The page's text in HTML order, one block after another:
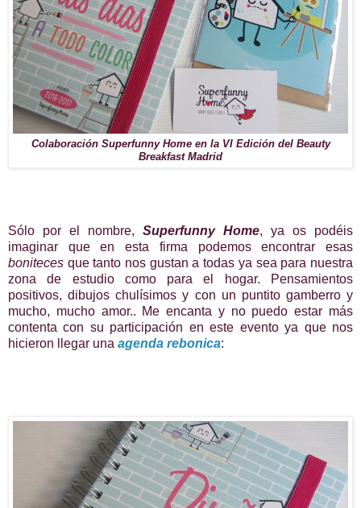
Colaboración Superfunny Home en la VI Edición del Beauty
Breakfast Madrid
Sólo por el nombre, Superfunny Home, ya os podéis
imaginar que en esta firma podemos encontrar esas
boniteces que tanto nos gustan a todas ya sea para nuestra
zona de estudio como para el hogar. Pensamientos
positivos, dibujos chulísimos y con un puntito gamberro y
mucho, mucho amor.. Me encanta y no puedo estar más
contenta con su participación en este evento ya que nos
hicieron llegar una agenda rebonica: